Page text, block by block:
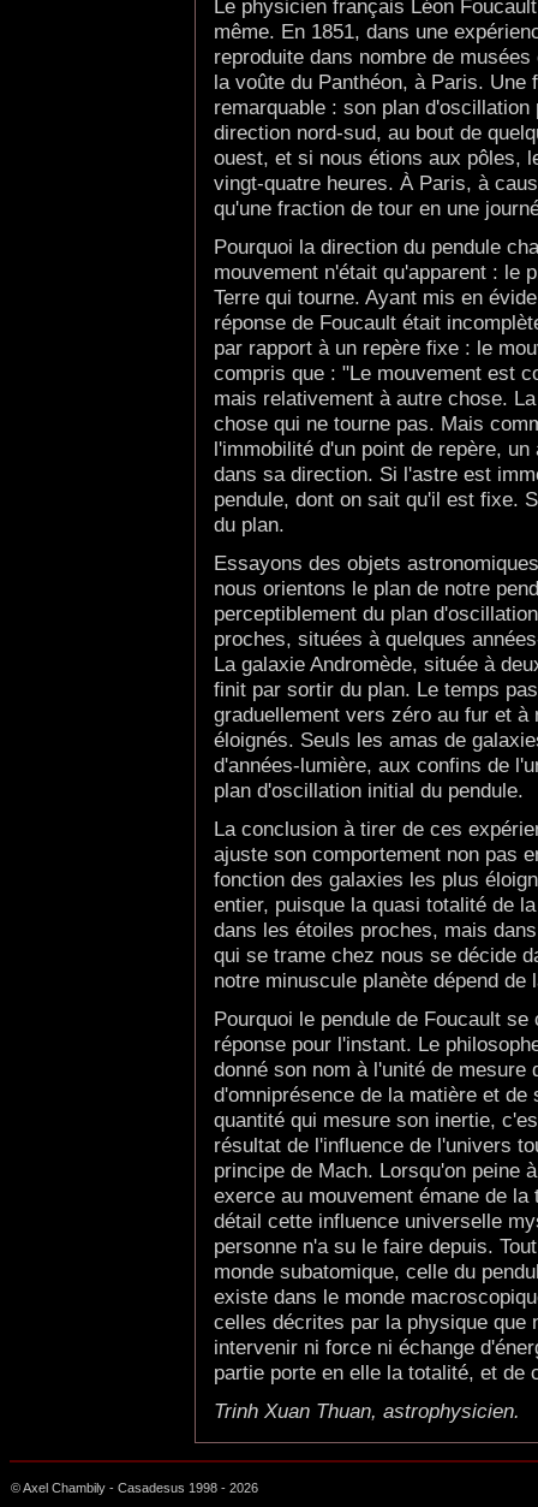
Le physicien français Léon
même. En 1851, dans une
reproduite dans nombre de
la voûte du Panthéon, à Paris.
remarquable : son plan
direction nord-sud, au bout de
ouest, et si nous étions aux pôles,
vingt-quatre heures. À Paris, à
qu'une fraction de tour en une
Pourquoi la direction du pendule
mouvement n'était qu'apparent : le
Terre qui tourne. Ayant mis en
réponse de Foucault était
par rapport à un repère fixe : le
compris que : "Le mouvement est
mais relativement à autre chose.
chose qui ne tourne pas. Mais
l'immobilité d'un point de repère,
dans sa direction. Si l'astre est
pendule, dont on sait qu'il est fixe.
du plan.
Essayons des objets
nous orientons le plan de notre
perceptiblement du plan
proches, situées à quelques
La galaxie Andromède, située à
finit par sortir du plan. Le temps
graduellement vers zéro au fur et
éloignés. Seuls les amas de
d'années-lumière, aux confins de
plan d'oscillation initial du pendule.
La conclusion à tirer de ces
ajuste son comportement non pas
fonction des galaxies les plus
entier, puisque la quasi totalité de
dans les étoiles proches, mais
qui se trame chez nous se décide
notre minuscule planète dépend
Pourquoi le pendule de Foucault
réponse pour l'instant. Le
donné son nom à l'unité de
d'omniprésence de la matière et
quantité qui mesure son inertie,
résultat de l'influence de l'univers
principe de Mach. Lorsqu'on peine
exerce au mouvement émane de
détail cette influence universelle
personne n'a su le faire depuis.
monde subatomique, celle du
existe dans le monde
celles décrites par la physique que
intervenir ni force ni échange
partie porte en elle la totalité, et de
Trinh Xuan Thuan, astrophysicien.
© Axel Chambily - Casadesus 1998 - 2026